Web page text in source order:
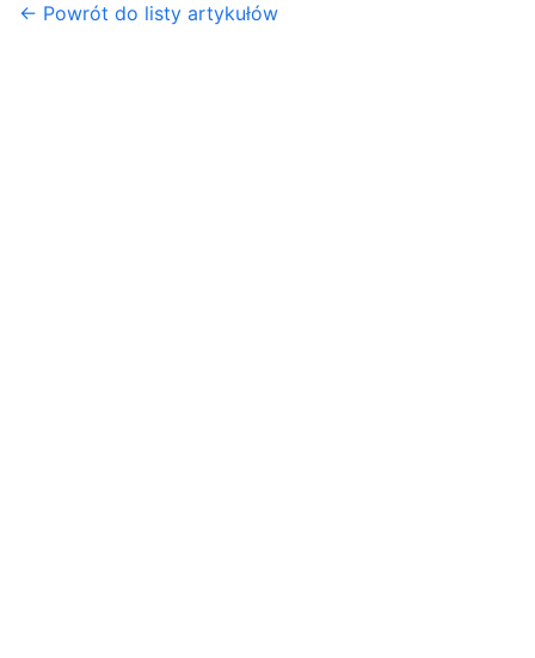
← Powrót do listy artykułów